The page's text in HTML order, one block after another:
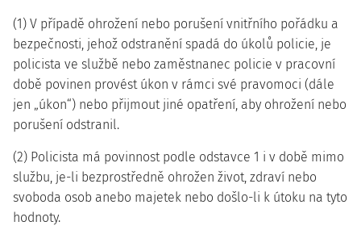
(1) V případě ohrožení nebo porušení vnitřního pořádku a
bezpečnosti, jehož odstranění spadá do úkolů policie, je
policista ve službě nebo zaměstnanec policie v pracovní
době povinen provést úkon v rámci své pravomoci (dále
jen „úkon“) nebo přijmout jiné opatření, aby ohrožení nebo
porušení odstranil.
(2) Policista má povinnost podle odstavce 1 i v době mimo
službu, je-li bezprostředně ohrožen život, zdraví nebo
svoboda osob anebo majetek nebo došlo-li k útoku na tyto
hodnoty.